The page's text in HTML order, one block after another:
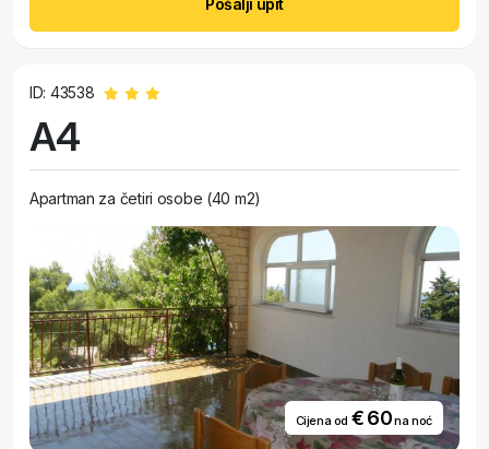
Pošalji upit
ID: 43538
A4
Apartman za četiri osobe (40 m2)
Cijena od € 60na noć